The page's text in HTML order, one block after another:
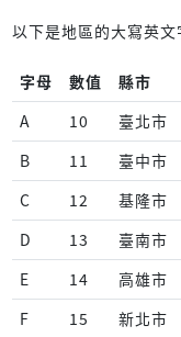
以下是地區的大寫英文
字母 數值 縣市
A
10
臺北市
B
11
臺中市
C
12
基隆市
D
13
臺南市
E
14
高雄市
F
15
新北市